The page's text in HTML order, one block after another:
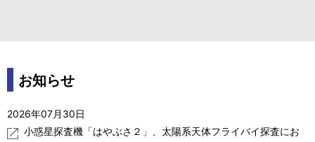
お知らせ
2026年07月30日
小惑星探査機「はやぶさ２」、太陽系天体フライバイ探査にお